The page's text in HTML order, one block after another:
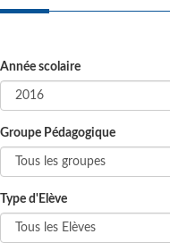
Année scolaire
Groupe Pédagogique
Type d'Elève